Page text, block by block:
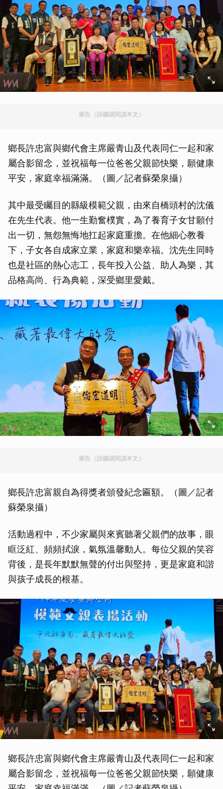
廣告（請繼續閱讀本文）
鄉長許忠富與鄉代會主席嚴青山及代表同仁一起和家
屬合影留念，並祝福每一位爸爸父親節快樂，願健康
平安，家庭幸福滿滿。（圖／記者蘇榮泉攝）
其中最受矚目的縣級模範父親，由來自橋頭村的沈儀
在先生代表。他一生勤奮樸實，為了養育子女甘願付
出一切，無怨無悔地扛起家庭重擔。在他細心教養
下，子女各自成家立業，家庭和樂幸福。沈先生同時
也是社區的熱心志工，長年投入公益、助人為樂，其
品格高尚、行為典範，深受鄉里愛戴。
廣告（請繼續閱讀本文）
鄉長許忠富親自為得獎者頒發紀念匾額。（圖／記者
蘇榮泉攝）
活動過程中，不少家屬與來賓聽著父親們的故事，眼
眶泛紅、頻頻拭淚，氣氛溫馨動人。每位父親的笑容
背後，是長年默默無聲的付出與堅持，更是家庭和諧
與孩子成長的根基。
鄉長許忠富與鄉代會主席嚴青山及代表同仁一起和家
屬合影留念，並祝福每一位爸爸父親節快樂，願健康